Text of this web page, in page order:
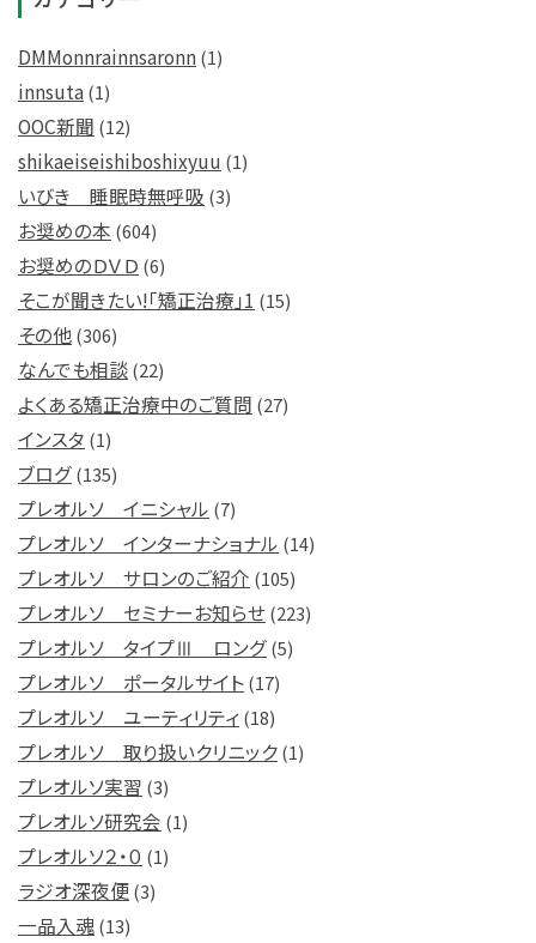
DMMonnrainnsaronn(1)
innsuta(1)
OOC新聞 (12)
shikaeiseishiboshixyuu (1)
いびき 睡眠時無呼吸 (3)
お奨めの本 (604)
お奨めのＤＶＤ (6)
そこが聞きたい!「矯正治療」1 (15)
その他(306)
なんでも相談(22)
よくある矯正治療中のご質問 (27)
インスタ (1)
ブログ(135)
プレオルソ イニシャル (7)
プレオルソ インターナショナル (14)
プレオルソ サロンのご紹介 (105)
プレオルソ セミナーお知らせ(223)
プレオルソ タイプⅢ ロング(5)
プレオルソ ポータルサイト(17)
プレオルソ ユーティリティ(18)
プレオルソ 取り扱いクリニック(1)
プレオルソ実習 (3)
プレオルソ研究会 (1)
プレオルソ２・０ (1)
ラジオ深夜便(3)
一品入魂(13)